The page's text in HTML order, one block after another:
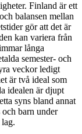
Finland är ett
balansen mellan
gör att det är
kan variera från
långa
semester- och
veckor ledigt
är två ideal som
idealen är djupt
syns bland annat
barn under